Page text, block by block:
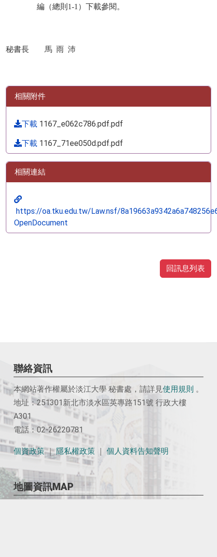
編（總則 1-1 ）下載參閱。
秘書長 馬 雨 沛
相關附件
下載 1167_e062c786.pdf.pdf
下載 1167_71ee050d.pdf.pdf
相關連結
https://oa.tku.edu.tw/Law.nsf/
OpenDocument
回訊息列表
聯絡資訊
本網站著作權屬於淡江大學 秘書處，請詳見使用規則 。
地址：251301新北市淡水區英專路151號 行政大樓
A301
電話：02-26220781
個資政策｜ 隱私權政策 ｜ 個人資料告知聲明
地圖資訊MAP